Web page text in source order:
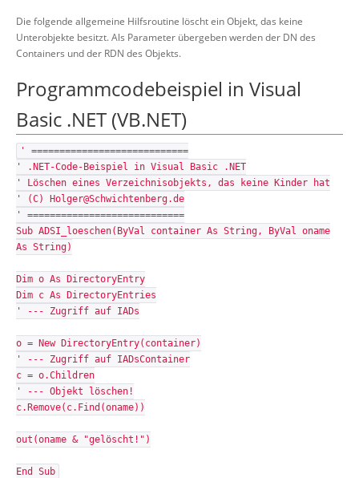
Die folgende allgemeine Hilfsroutine löscht ein Objekt, das keine
Unterobjekte besitzt. Als Parameter übergeben werden der DN des
Containers und der RDN des Objekts.
Programmcodebeispiel in Visual
Basic .NET (VB.NET)
' ============================
' .NET-Code-Beispiel in Visual Basic .NET
' Löschen eines Verzeichnisobjekts, das keine Kinder hat
' (C) Holger@Schwichtenberg.de
' ============================
Sub ADSI_loeschen(ByVal container As String, ByVal oname
As String)
Dim o As DirectoryEntry
Dim c As DirectoryEntries
' --- Zugriff auf IADs
o = New DirectoryEntry(container)
' --- Zugriff auf IADsContainer
c = o.Children
' --- Objekt löschen!
c.Remove(c.Find(oname))
out(oname & "gelöscht!")
End Sub